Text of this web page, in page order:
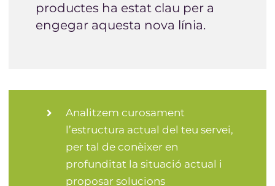
productes ha estat clau per a
engegar aquesta nova línia.
Analitzem curosament
l’estructura actual del teu servei,
per tal de conèixer en
profunditat la situació actual i
proposar solucions